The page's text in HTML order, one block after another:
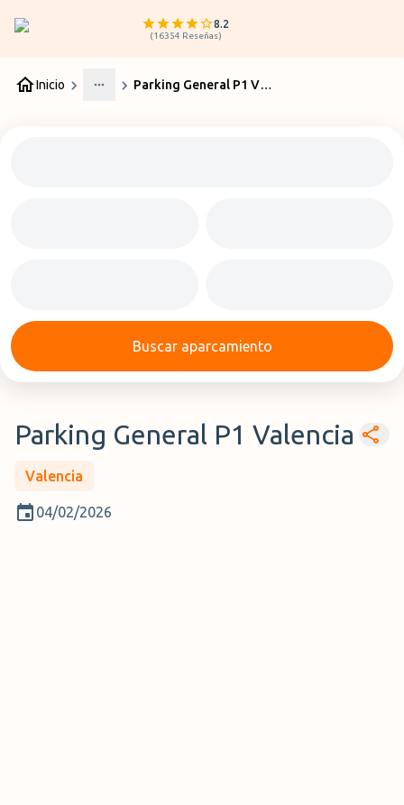
8.2
(16354 Reseñas)
Inicio
More
Parking General P1 Valencia
Buscar aparcamiento
Parking General P1 Valencia
Valencia
04/02/2026